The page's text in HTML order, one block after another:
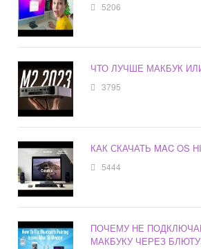
5206
ЧТО ЛУЧШЕ МАКБУК
3795
КАК СКАЧАТЬ MAC OS
5444
ПОЧЕМУ НЕ
МАКБУКУ ЧЕРЕЗ